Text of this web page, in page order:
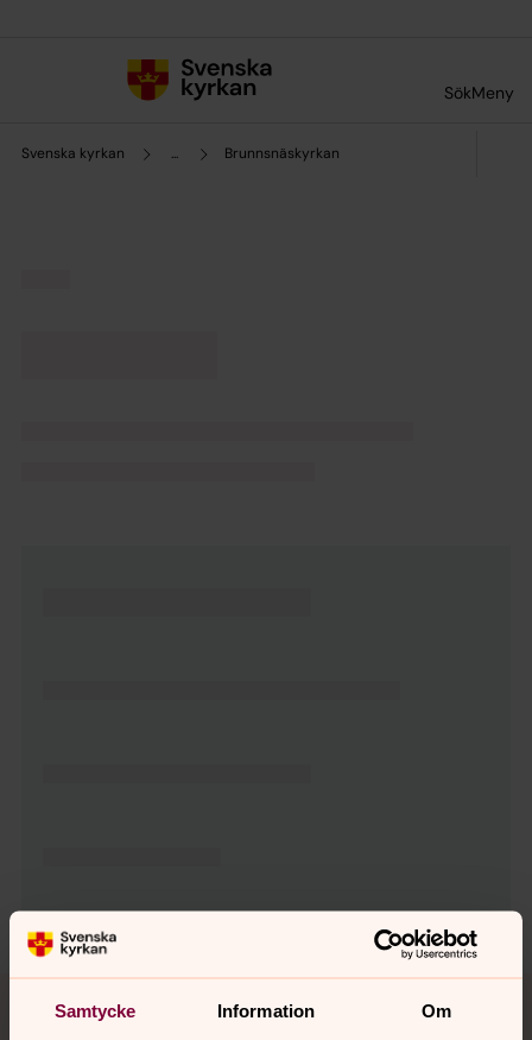
Samtycke Information Om
SökMeny
Svenska kyrkan ... Brunnsnäskyrkan
Tillbaka till toppen
Tillbaka till innehållet